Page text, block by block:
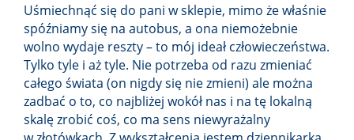
Uśmiechnąć się do pani w sklepie, mimo że właśnie
spóźniamy się na autobus, a ona niemożebnie
wolno wydaje reszty – to mój ideał człowieczeństwa.
Tylko tyle i aż tyle. Nie potrzeba od razu zmieniać
całego świata (on nigdy się nie zmieni) ale można
zadbać o to, co najbliżej wokół nas i na tę lokalną
skalę zrobić coś, co ma sens niewyrażalny